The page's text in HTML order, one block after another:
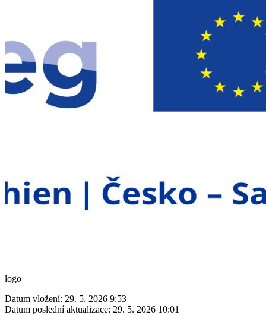
logo
Datum vložení: 29. 5. 2026 9:53
Datum poslední aktualizace: 29. 5. 2026 10:01